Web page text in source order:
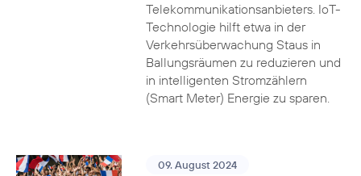
Telekommunikationsanbieters. IoT-
Technologie hilft etwa in der
Verkehrsüberwachung Staus in
Ballungsräumen zu reduzieren und
in intelligenten Stromzählern
(Smart Meter) Energie zu sparen.
09. August 2024